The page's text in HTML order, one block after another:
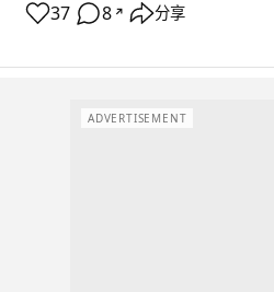
37 8 ↗ 分享
ADVERTISEMENT